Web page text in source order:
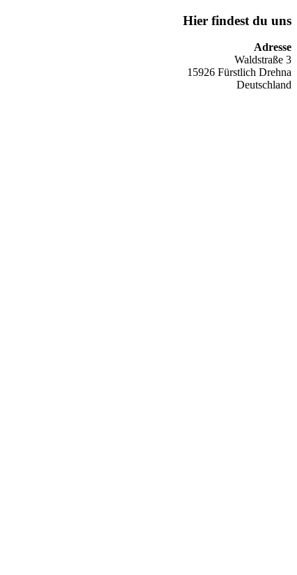
Hier findest du uns
Adresse
Waldstraße 3
15926 Fürstlich Drehna
Deutschland